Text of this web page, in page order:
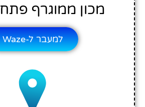
מכון ממוגרף
למעבר ל-Waze